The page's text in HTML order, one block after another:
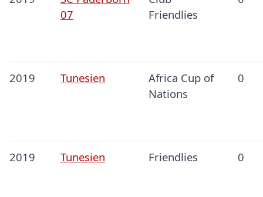
07
Friendlies
2019 Tunesien
Africa Cup of
Nations
0
2019 Tunesien Friendlies 0